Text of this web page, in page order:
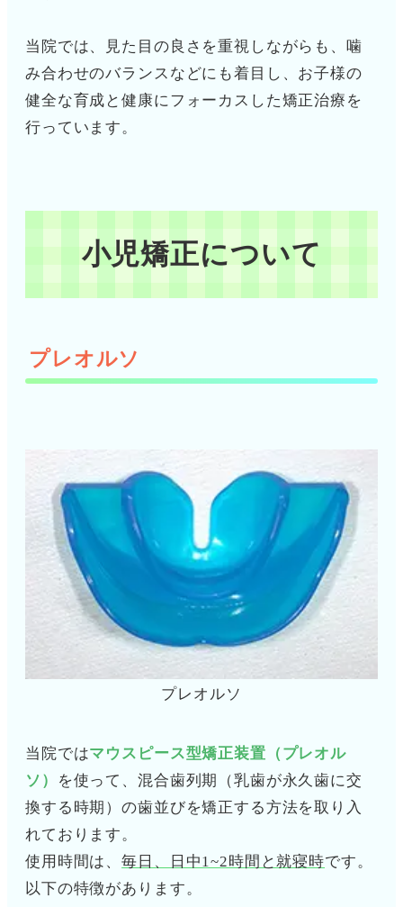
当院では、見た目の良さを重視しながらも、噛
み合わせのバランスなどにも着目し、お子様の
健全な育成と健康にフォーカスした矯正治療を
行っています。
小児矯正について
プレオルソ
プレオルソ
当院ではマウスピース型矯正装置（プレオル
ソ）
を使って、混合歯列期（乳歯が永久歯に交
換する時期）の歯並びを矯正する方法を取り入
れております。
使用時間は、毎日、日中1~2時間と就寝時です。
以下の特徴があります。